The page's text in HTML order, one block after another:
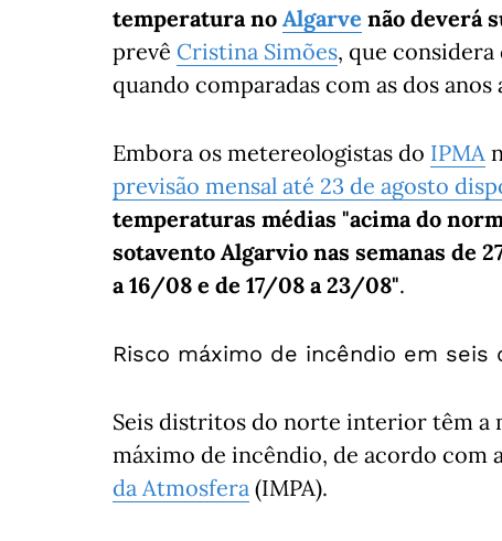
temperatura no Algarve não deverá
prevê Cristina Simões, que
quando comparadas com as dos
Embora os metereologistas do IPMA
previsão mensal até 23 de agosto
temperaturas médias "acima do
sotavento Algarvio nas semanas
a 16/08 e de 17/08 a 23/08".
Risco máximo de incêndio em
Seis distritos do norte interior têm a
máximo de incêndio, de acordo com
da Atmosfera (IMPA).